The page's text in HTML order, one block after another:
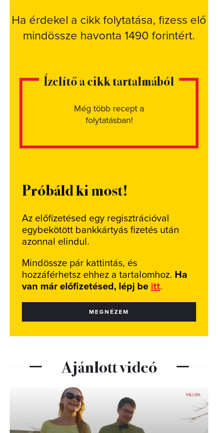
Ha érdekel a cikk folytatása, fizess elő
mindössze havonta 1490 forintért.
Ízelítő a cikk tartalmából
Még több recept a
folytatásban!
Próbáld ki most!
Az előfizetésed egy regisztrációval
egybekötött bankkártyás fizetés után
azonnal elindul.
Mindössze pár kattintás, és
hozzáférhetsz ehhez a tartalomhoz. Ha
van már előfizetésed, lépj be itt.
MEGNÉZEM
Ajánlott videó